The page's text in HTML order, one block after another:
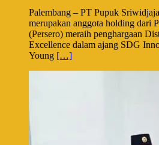
Palembang – PT Pupuk
merupakan anggota holding dari
(Persero) meraih penghargaan
Excellence dalam ajang SDG
Young […]